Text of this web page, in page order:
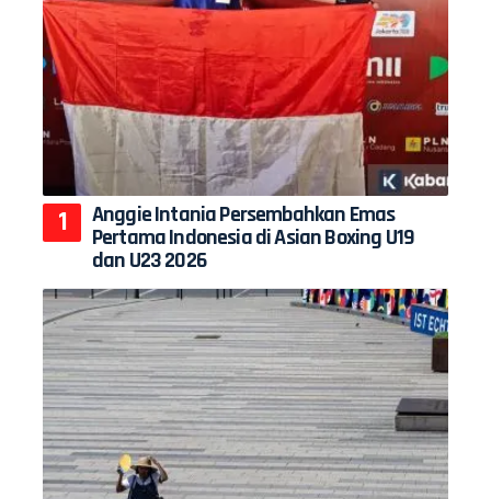
Anggie Intania Persembahkan Emas
Pertama Indonesia di Asian Boxing U19
dan U23 2026